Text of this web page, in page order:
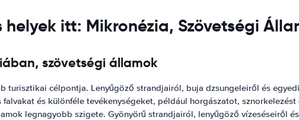
itt: Mikronézia, Szövetségi
szövetségi államok
turisztikai célpontja. Lenyűgöző strandjairól, buja dzsungeleiről és
és különféle tevékenységeket, például horgászatot, sznorkelezést
legnagyobb szigete. Gyönyörű strandjairól, lenyűgöző vízeséseiről